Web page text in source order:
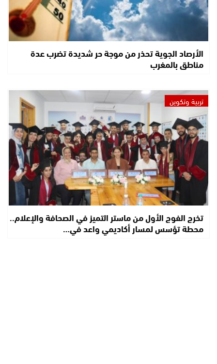
الأرصاد الجوية تحذر من موجة حر شديدة تضرب عدة
مناطق بالمغرب
تربية وتكوين
تخرج الفوج الأول من ماستر التميز في الصحافة والإعلام..
محطة تؤسس لمسار أكاديمي واعد في…